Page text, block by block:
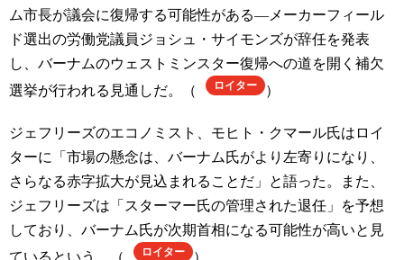
ム市長が議会に復帰する可能性がある—メーカーフィール
ド選出の労働党議員ジョシュ・サイモンズが辞任を発表
し、バーナムのウェストミンスター復帰への道を開く補欠
選挙が行われる見通しだ。（
ロイター ）
ジェフリーズのエコノミスト、モヒト・クマール氏はロイ
ターに「市場の懸念は、バーナム氏がより左寄りになり、
さらなる赤字拡大が見込まれることだ」と語った。また、
ジェフリーズは「スターマー氏の管理された退任」を予想
しており、バーナム氏が次期首相になる可能性が高いと見
ロイター